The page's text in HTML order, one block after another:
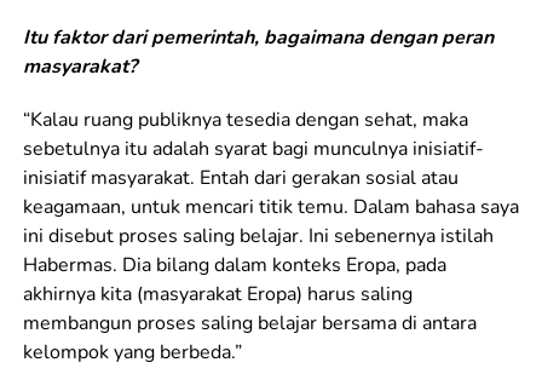
Itu faktor dari pemerintah, bagaimana dengan peran
masyarakat?
“Kalau ruang publiknya tesedia dengan sehat, maka
sebetulnya itu adalah syarat bagi munculnya inisiatif-
inisiatif masyarakat. Entah dari gerakan sosial atau
keagamaan, untuk mencari titik temu. Dalam bahasa saya
ini disebut proses saling belajar. Ini sebenernya istilah
Habermas. Dia bilang dalam konteks Eropa, pada
akhirnya kita (masyarakat Eropa) harus saling
membangun proses saling belajar bersama di antara
kelompok yang berbeda.”